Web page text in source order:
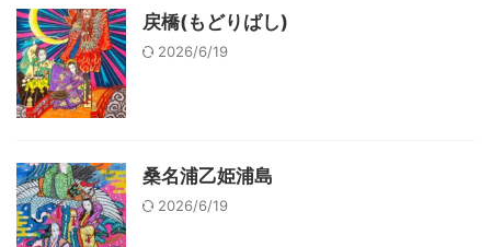
戻橋(もどりばし)
2026/6/19
桑名浦乙姫浦島
2026/6/19